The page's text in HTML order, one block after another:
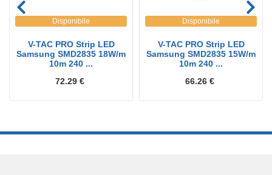
Disponibile
V-TAC PRO Strip LED
Samsung SMD2835 18W/m
10m 240 ...
72.29 €
Disponibile
V-TAC PRO Strip LED
Samsung SMD2835 15W/m
10m 240 ...
66.26 €